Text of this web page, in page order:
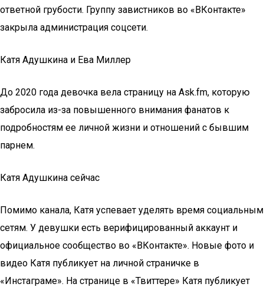
ответной грубости. Группу завистников во «ВКонтакте»
закрыла администрация соцсети.
Катя Адушкина и Ева Миллер
До 2020 года девочка вела страницу на Ask.fm, которую
забросила из-за повышенного внимания фанатов к
подробностям ее личной жизни и отношений с бывшим
парнем.
Катя Адушкина сейчас
Помимо канала, Катя успевает уделять время социальным
сетям. У девушки есть верифицированный аккаунт и
официальное сообщество во «ВКонтакте». Новые фото и
видео Катя публикует на личной страничке в
«Инстаграме». На странице в «Твиттере» Катя публикует